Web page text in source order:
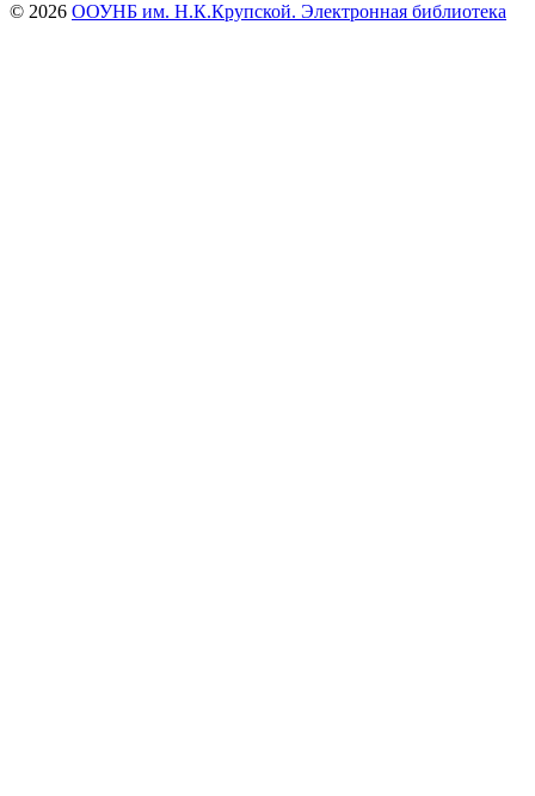
© 2026 ООУНБ им. Н.К.Крупской. Электронная библиотека